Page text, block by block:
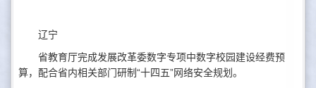
辽宁
省教育厅完成发展改革委数字专项中数字校园建设经费预
算，配合省内相关部门研制“十四五”网络安全规划。